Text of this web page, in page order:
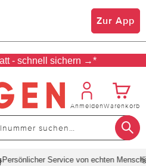
Zur App
- schnell sichern →*
AnmeldenWarenkorb
Service von echten Menschen